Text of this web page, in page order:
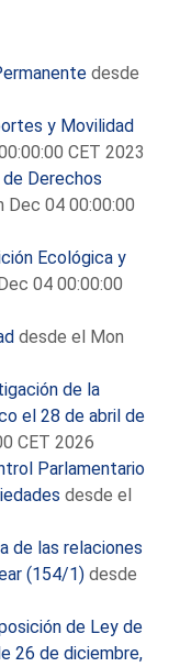
desde
y Movilidad
CET 2023
de Derechos
Dec 04 00:00:00
Ecológica y
04 00:00:00
desde el Mon
de la
el 28 de abril de
CET 2026
Parlamentario
desde el
de las relaciones
(154/1) desde
de Ley de
26 de diciembre,